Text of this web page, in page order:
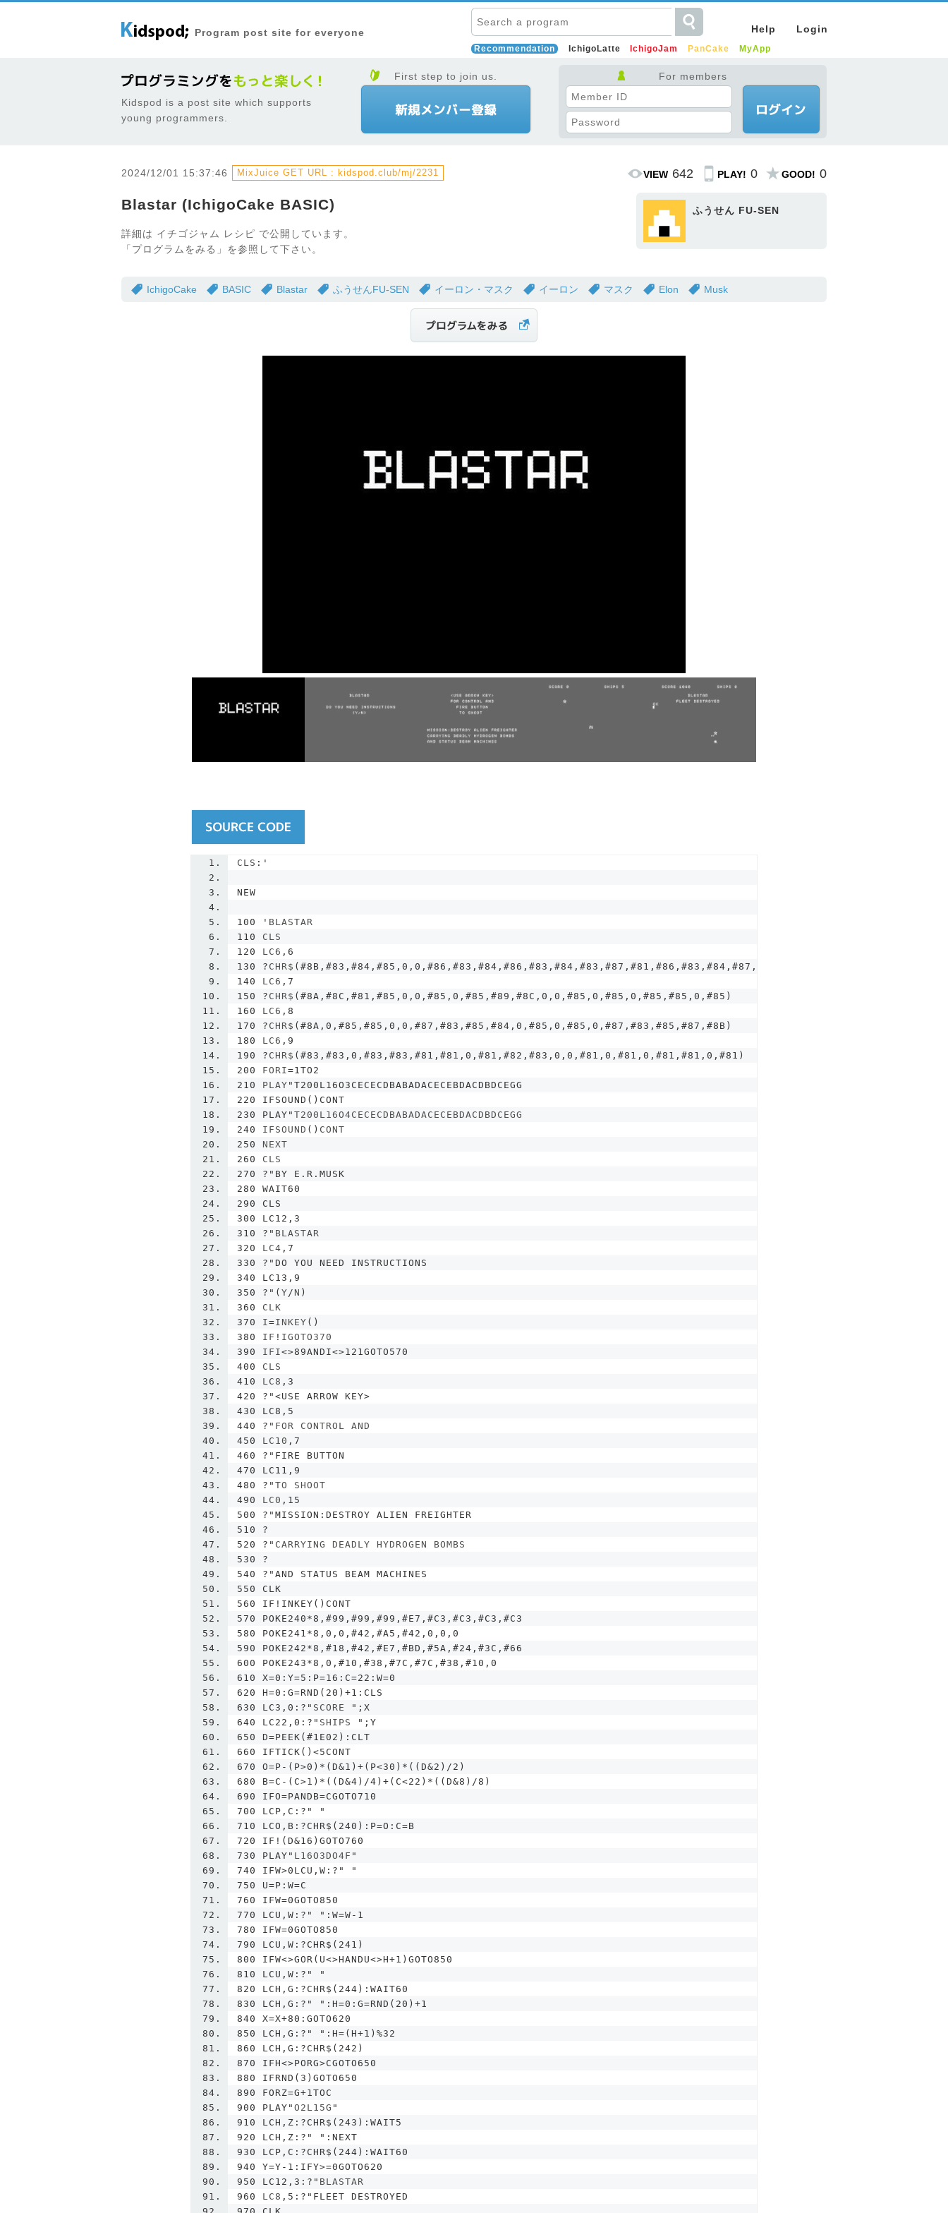
Program post site for everyone Help Login
Recommendation IchigoLatte IchigoJam PanCake MyApp
Kidspod is a post site which supports
young programmers.
First step to join us. For members
2024/12/01 15:37:46 MixJuice GET URL : kidspod.club/mj/2231 GOOD! 0
PLAY! 0
VIEW 642
ふうせん FU-SEN
Blastar (IchigoCake BASIC)
詳細は イチゴジャム レシピ で公開しています。
「プログラムをみる」を参照して下さい。
IchigoCake BASIC Blastar ふうせんFU-SEN イーロン・マスク イーロン マスク Elon Musk
CLS : '
NEW
100 ' BLASTAR
110
CLS
120
LC6 , 6
130
? CHR$ (#8B ,#83 ,#84 ,#85 , 0 , 0 ,#86 ,#83 ,#84 ,#86 ,#83 ,#84 ,#83 ,#87 ,#81 ,#86 ,#83 ,#84 ,#87 ,#
140
LC6 , 7
150
? CHR$ (#8A ,#8C ,#81 ,#85 , 0 , 0 ,#85 , 0 ,#85 ,#89 ,#8C , 0 , 0 ,#85 , 0 ,#85 , 0 ,#85 ,#85 , 0 ,#85 )
160
LC6 , 8
170
? CHR$ (#8A , 0 ,#85 ,#85 , 0 , 0 ,#87 ,#83 ,#85 ,#84 , 0 ,#85 , 0 ,#85 , 0 ,#87 ,#83 ,#85 ,#87 ,#8B )
180
LC6 , 9
190
? CHR$ (#83 ,#83 , 0 ,#83 ,#83 ,#81 ,#81 , 0 ,#81 ,#82 ,#83 , 0 , 0 ,#81 , 0 ,#81 , 0 ,#81 ,#81 , 0 ,#81 )
200
FORI=1TO2
210
PLAY "T200L16O3CECECDBABADACECEBDACDBDCEGG
220 IFSOUND()CONT
230 PLAY" T200L16O4CECECDBABADACECEBDACDBDCEGG
240
IFSOUND () CONT
250
NEXT
260
CLS
270
? "BY E.R.MUSK
280 WAIT60
290 CLS
300 LC12,3
310 ?" BLASTAR
320
LC4 , 7
330
? "DO YOU NEED INSTRUCTIONS
340 LC13,9
350 ?" ( Y/ N )
360
CLK
370
I=INKEY ()
380
IF ! IGOTO370
390
IFI<>89ANDI<>121GOTO570
400
CLS
410
LC8 , 3
420
? "<USE ARROW KEY>
430 LC8,5
440 ?" FOR CONTROL AND
450
LC10 , 7
460
? "FIRE BUTTON
470 LC11,9
480 ?" TO SHOOT
490
LC0 , 15
500
? "MISSION:DESTROY ALIEN FREIGHTER
510 ?
520 ?" CARRYING DEADLY HYDROGEN BOMBS
530
?
540
? "AND STATUS BEAM MACHINES
550 CLK
560 IF!INKEY()CONT
570 POKE240*8,#99,#99,#99,#E7,#C3,#C3,#C3,#C3
580 POKE241*8,0,0,#42,#A5,#42,0,0,0
590 POKE242*8,#18,#42,#E7,#BD,#5A,#24,#3C,#66
600 POKE243*8,0,#10,#38,#7C,#7C,#38,#10,0
610 X=0:Y=5:P=16:C=22:W=0
620 H=0:G=RND(20)+1:CLS
630 LC3,0:?" SCORE
";X
640 LC22,0:?" SHIPS
";Y
650 D=PEEK(#1E02):CLT
660 IFTICK()<5CONT
670 O=P-(P>0)*(D&1)+(P<30)*((D&2)/2)
680 B=C-(C>1)*((D&4)/4)+(C<22)*((D&8)/8)
690 IFO=PANDB=CGOTO710
700 LCP,C:?"
"
710 LCO,B:?CHR$(240):P=O:C=B
720 IF!(D&16)GOTO760
730 PLAY" L16O3DO4F "
740 IFW>0LCU,W:?"
"
750 U=P:W=C
760 IFW=0GOTO850
770 LCU,W:?"
":W=W-1
780 IFW=0GOTO850
790 LCU,W:?CHR$(241)
800 IFW<>GOR(U<>HANDU<>H+1)GOTO850
810 LCU,W:?"
"
820 LCH,G:?CHR$(244):WAIT60
830 LCH,G:?"
":H=0:G=RND(20)+1
840 X=X+80:GOTO620
850 LCH,G:?"
":H=(H+1)%32
860 LCH,G:?CHR$(242)
870 IFH<>PORG>CGOTO650
880 IFRND(3)GOTO650
890 FORZ=G+1TOC
900 PLAY" O2L15G "
910 LCH,Z:?CHR$(243):WAIT5
920 LCH,Z:?"
":NEXT
930 LCP,C:?CHR$(244):WAIT60
940 Y=Y-1:IFY>=0GOTO620
950 LC12,3:?" BLASTAR
960
LC8 , 5 :? "FLEET DESTROYED